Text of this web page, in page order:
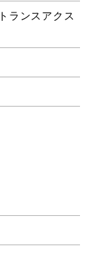
ランスアクス